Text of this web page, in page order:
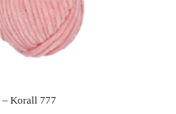
– Korall 777